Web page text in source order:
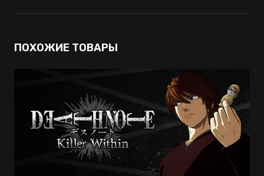
ПОХОЖИЕ ТОВАРЫ